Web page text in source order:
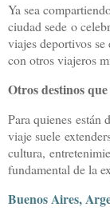
Ya sea
ciudad sede o
viajes deportivos
con otros viajeros
Otros destinos
Para quienes están
viaje suele
cultura,
fundamental de la
Buenos Aires,